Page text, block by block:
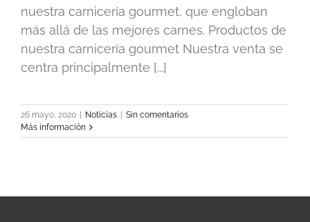
nuestra carnicería gourmet, que engloban
más allá de las mejores carnes. Productos de
nuestra carnicería gourmet Nuestra venta se
centra principalmente [...]
26 mayo, 2020 Noticias
Sin comentarios
Más información